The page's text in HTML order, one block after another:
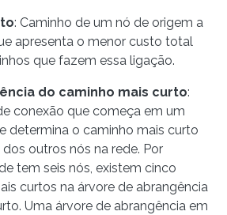
: Caminho de um nó de origem a
apresenta o menor custo total
que fazem essa ligação.
do caminho mais curto:
conexão que começa em um
determina o caminho mais curto
outros nós na rede. Por
tem seis nós, existem cinco
curtos na árvore de abrangência
Uma árvore de abrangência em